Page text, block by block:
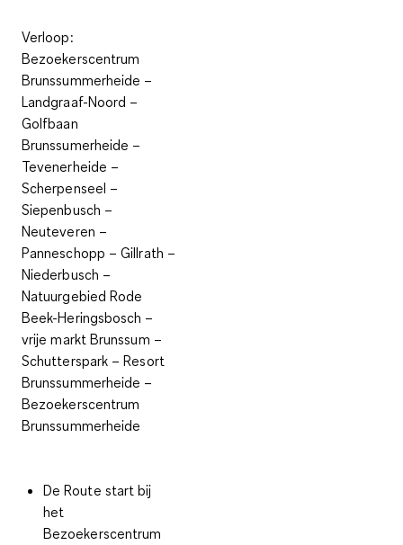
Verloop:
Bezoekerscentrum
Brunssummerheide –
Landgraaf-Noord –
Golfbaan
Brunssumerheide –
Tevenerheide –
Scherpenseel –
Siepenbusch –
Neuteveren –
Panneschopp – Gillrath –
Niederbusch –
Natuurgebied Rode
Beek-Heringsbosch –
vrije markt Brunssum –
Schutterspark – Resort
Brunssummerheide –
Bezoekerscentrum
Brunssummerheide
De Route start bij
het
Bezoekerscentrum